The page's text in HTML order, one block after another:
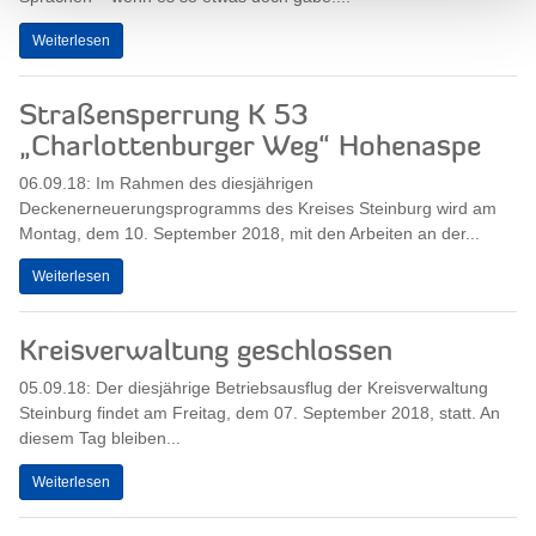
Weiterlesen
Straßensperrung K 53
„Charlottenburger Weg“ Hohenaspe
06.09.18: Im Rahmen des diesjährigen
Deckenerneuerungsprogramms des Kreises Steinburg wird am
Montag, dem 10. September 2018, mit den Arbeiten an der...
Weiterlesen
Kreisverwaltung geschlossen
05.09.18: Der diesjährige Betriebsausflug der Kreisverwaltung
Steinburg findet am Freitag, dem 07. September 2018, statt. An
diesem Tag bleiben...
Weiterlesen